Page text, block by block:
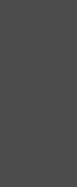
Arômes :
liquide